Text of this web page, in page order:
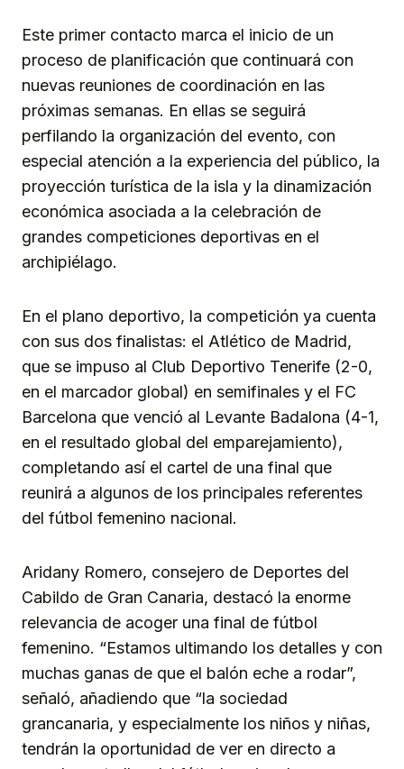
Este primer contacto marca el inicio de un
proceso de planificación que continuará con
nuevas reuniones de coordinación en las
próximas semanas. En ellas se seguirá
perfilando la organización del evento, con
especial atención a la experiencia del público, la
proyección turística de la isla y la dinamización
económica asociada a la celebración de
grandes competiciones deportivas en el
archipiélago.
En el plano deportivo, la competición ya cuenta
con sus dos finalistas: el Atlético de Madrid,
que se impuso al Club Deportivo Tenerife (2-0,
en el marcador global) en semifinales y el FC
Barcelona que venció al Levante Badalona (4-1,
en el resultado global del emparejamiento),
completando así el cartel de una final que
reunirá a algunos de los principales referentes
del fútbol femenino nacional.
Aridany Romero, consejero de Deportes del
Cabildo de Gran Canaria, destacó la enorme
relevancia de acoger una final de fútbol
femenino. “Estamos ultimando los detalles y con
muchas ganas de que el balón eche a rodar”,
señaló, añadiendo que “la sociedad
grancanaria, y especialmente los niños y niñas,
tendrán la oportunidad de ver en directo a